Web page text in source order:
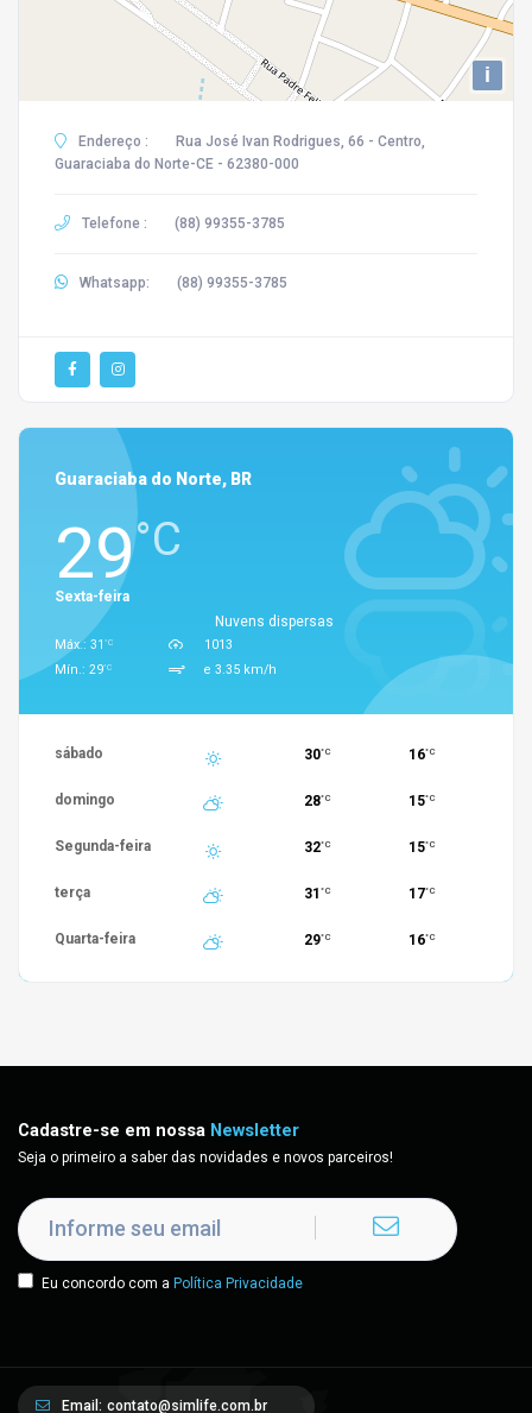
i
Endereço :
Rua José Ivan Rodrigues, 66 - Centro,
Guaraciaba do Norte-CE - 62380-000
Telefone : (88) 99355-3785
Whatsapp: (88) 99355-3785
Guaraciaba do Norte, BR
29°C
Nuvens dispersas
Sexta-feira
Máx.: 31 °C
Mín.: 29°C
1013
e 3.35 km/h
sábado 30°C 16°C
domingo 28°C 15°C
Segunda-feira 32°C 15°C
terça 31 °C 17°C
Quarta-feira 29°C 16°C
Cadastre-se em nossa Newsletter
Seja o primeiro a saber das novidades e novos parceiros!
Eu concordo com a Política Privacidade
Email: contato@simlife.com.br